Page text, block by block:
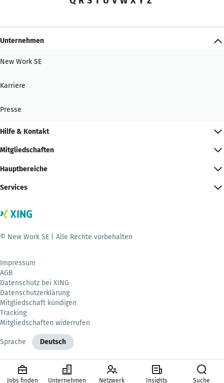
Unternehmen
New Work SE
Karriere
Presse
Hilfe & Kontakt
Mitgliedschaften
Hauptbereiche
Services
© New Work SE | Alle Rechte vorbehalten
Impressum
AGB
Datenschutz bei XING
Datenschutzerklärung
Mitgliedschaft kündigen
Tracking
Mitgliedschaften widerrufen
Sprache Deutsch
Jobs finden Unternehmen Netzwerk Insights Suche